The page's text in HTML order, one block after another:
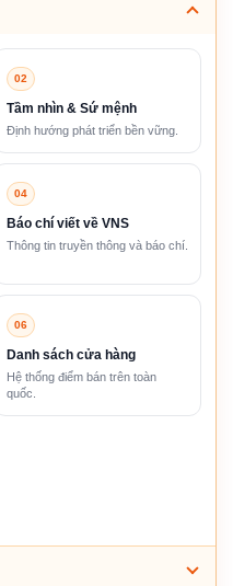
02
Tầm nhìn & Sứ mệnh
Định hướng phát triển bền vững.
04
Báo chí viết về VNS
Thông tin truyền thông và báo chí.
06
Danh sách cửa hàng
Hệ thống điểm bán trên toàn
quốc.